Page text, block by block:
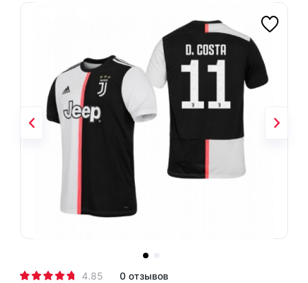
4.85
0 отзывов